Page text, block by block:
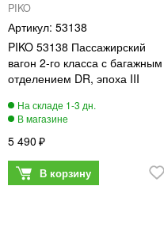
PIKO
53138
PIKO 53138 Пассажирский
вагон 2-го класса с багажным
отделением DR, эпоха III
5 490